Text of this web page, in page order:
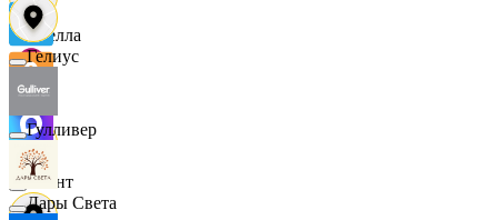
Ителла
Квант
Гелиус
Гулливер
Дары Света